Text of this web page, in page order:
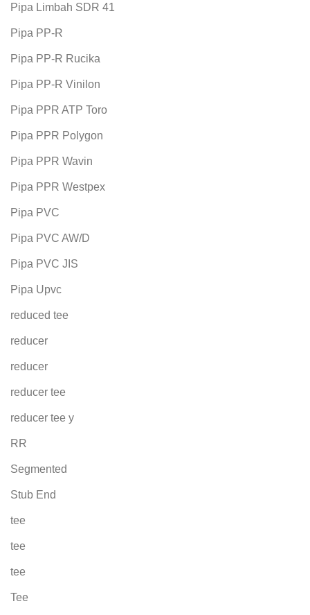
Pipa Limbah SDR 41
Pipa PP-R
Pipa PP-R Rucika
Pipa PP-R Vinilon
Pipa PPR ATP Toro
Pipa PPR Polygon
Pipa PPR Wavin
Pipa PPR Westpex
Pipa PVC
Pipa PVC AW/D
Pipa PVC JIS
Pipa Upvc
reduced tee
reducer
reducer
reducer tee
reducer tee y
RR
Segmented
Stub End
tee
tee
tee
Tee